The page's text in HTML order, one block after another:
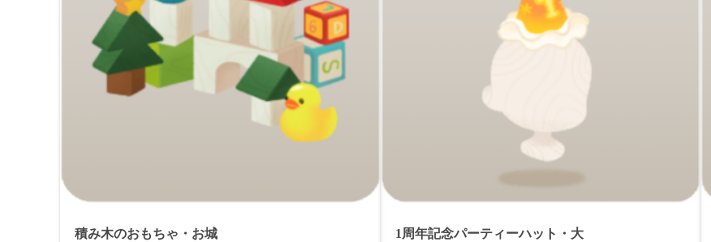
積み木のおもちゃ・お城 1周年記念パーティーハット・大